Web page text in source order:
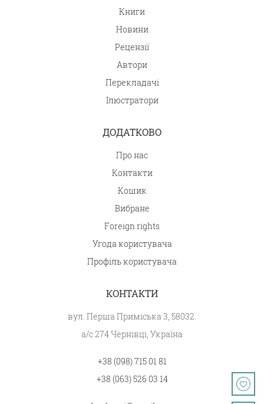
Книги
Новини
Рецензії
Автори
Перекладачі
Ілюстратори
ДОДАТКОВО
Про нас
Контакти
Кошик
Вибране
Foreign rights
Угода користувача
Профіль користувача
КОНТАКТИ
вул. Перша Приміська 3, 58032.
а/с 274 Чернівці, Україна
+38 (098) 715 01 81
+38 (063) 526 03 14